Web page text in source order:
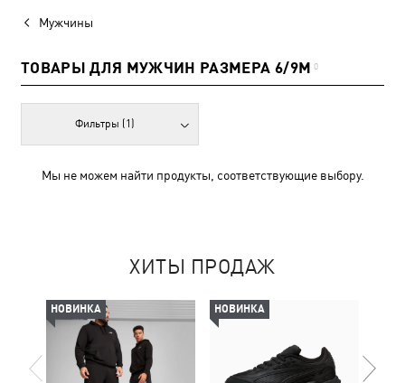
Мужчины
ТОВАРЫ ДЛЯ МУЖЧИН РАЗМЕРА 6/9M 0
Фильтры (1)
Мы не можем найти продукты, соответствующие выбору.
ХИТЫ ПРОДАЖ
НОВИНКА НОВИНКА